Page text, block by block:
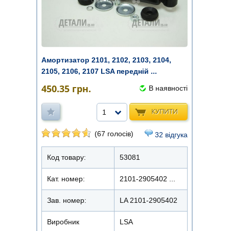
Амортизатор 2101, 2102, 2103, 2104,
2105, 2106, 2107 LSA передній ...
450.35 грн. В наявності
КУПИТИ
1
(67 голосів) 32 відгука
Код товару: 53081
Кат. номер: 2101-2905402 ...
Зав. номер: LA 2101-2905402
Виробник LSA